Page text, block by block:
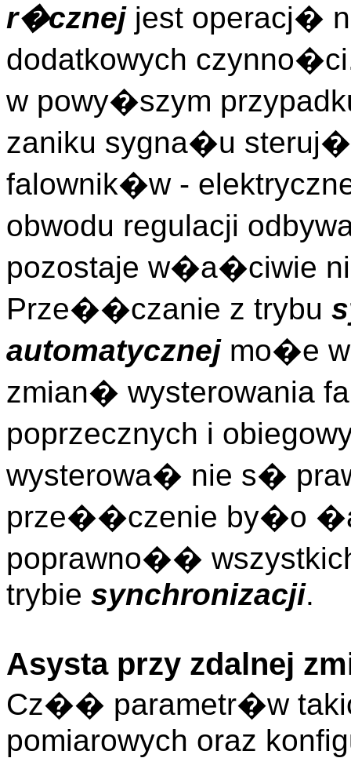
r�cznejjest operacj�
dodatkowych
w powy�szym
zaniku sygna�u
falownik�w -
obwodu regulacji
pozostaje w�a�ciwie
Prze��czanie z trybu
automatycznejmo�e
zmian� wysterowania
poprzecznych i
wysterowa� nie s�
prze��czenie by�o
poprawno��
trybie synchronizacji.
Asysta przy zdalnej
Cz�� parametr�w
pomiarowych oraz